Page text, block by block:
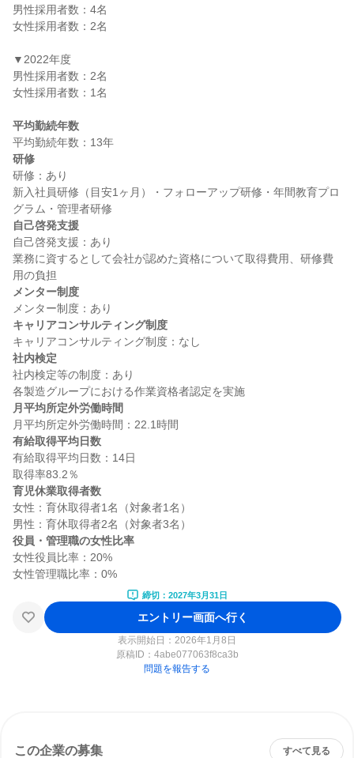
男性採用者数：4名
女性採用者数：2名
▼2022年度
男性採用者数：2名
女性採用者数：1名
平均勤続年数
研修
研修：あり
新入社員研修（目安1ヶ月）・フォローアップ研修・年間教育プロ
自己啓発支援
自己啓発支援：あり
業務に資するとして会社が認めた資格について取得費用、研修費
メンター制度
キャリアコンサルティング制度
社内検定
社内検定等の制度：あり
月平均所定外労働時間
有給取得平均日数
有給取得平均日数：14日
育児休業取得者数
女性：育休取得者1名（対象者1名）
役員・管理職の女性比率
女性役員比率：20%
締切：2027年3月31日
エントリー画面へ行く
表示開始日：2026年1月8日
原稿ID： 4abe077063f8ca3b
問題を報告する
この企業の募集 すべて見る